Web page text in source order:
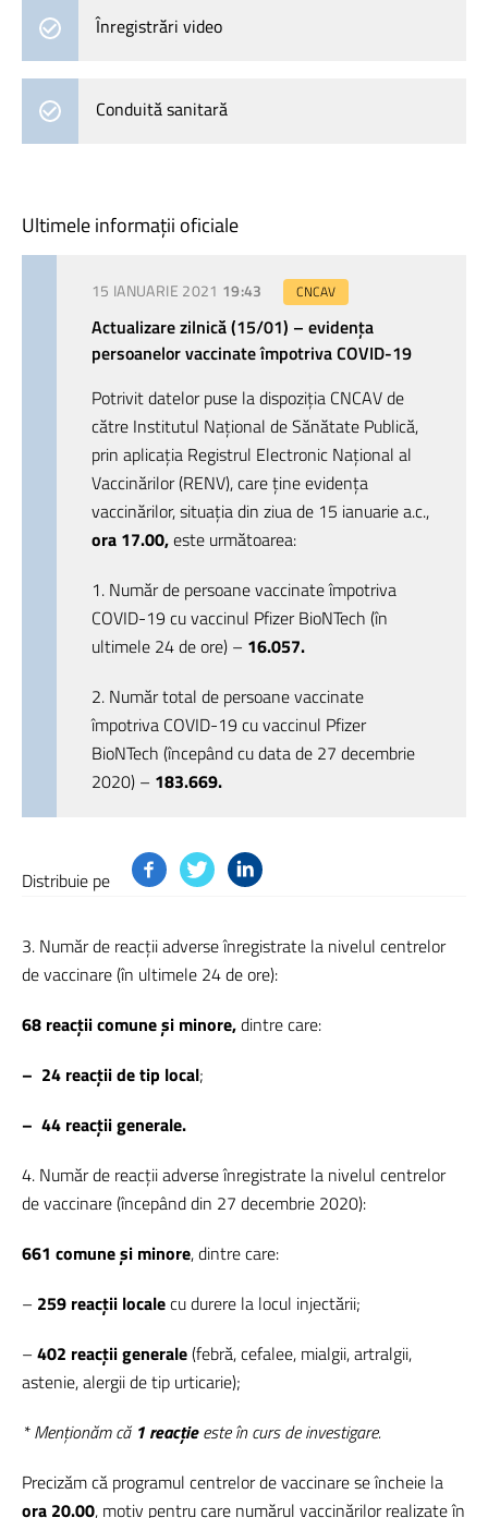
Înregistrări video
Conduită sanitară
Ultimele informații oficiale
15 IANUARIE 2021 19:43 CNCAV
Actualizare zilnică (15/01) – evidența
persoanelor vaccinate împotriva COVID-19
Potrivit datelor puse la dispoziția CNCAV de
către Institutul Național de Sănătate Publică,
prin aplicația Registrul Electronic Național al
Vaccinărilor (RENV), care ține evidența
vaccinărilor, situația din ziua de 15 ianuarie a.c.,
ora 17.00,este următoarea:
1. Număr de persoane vaccinate împotriva
COVID-19 cu vaccinul Pfizer BioNTech (în
ultimele 24 de ore) – 16.057.
2. Număr total de persoane vaccinate
împotriva COVID-19 cu vaccinul Pfizer
BioNTech (începând cu data de 27 decembrie
2020) – 183.669.
Distribuie pe
3. Număr de reacții adverse înregistrate la nivelul centrelor
de vaccinare (în ultimele 24 de ore):
68 reacții comune și minore,dintre care:
– 24 reacții de tip local;
– 44 reacții generale.
4. Număr de reacții adverse înregistrate la nivelul centrelor
de vaccinare (începând din 27 decembrie 2020):
661 comune și minore, dintre care:
– 259 reacții localecu durere la locul injectării;
– 402 reacții generale(febră, cefalee, mialgii, artralgii,
astenie, alergii de tip urticarie);
*Menționăm că 1 reacțieesteîn curs de investigare.
Precizăm că programul centrelor de vaccinare se încheie la
ora 20.00, motiv pentru care numărul vaccinărilor realizate în